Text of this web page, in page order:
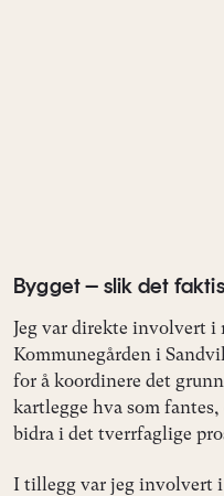
Bygget – slik det
Jeg var direkte involvert
Kommunegården i
for å koordinere det
kartlegge hva som
bidra i det tverrfaglige
I tillegg var jeg involvert